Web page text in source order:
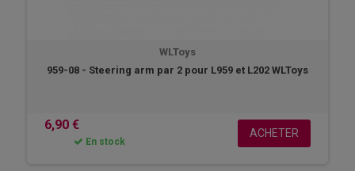
WLToys
959-08 - Steering arm par 2 pour L959 et L202 WLToys
6,90 €
En stock
ACHETER